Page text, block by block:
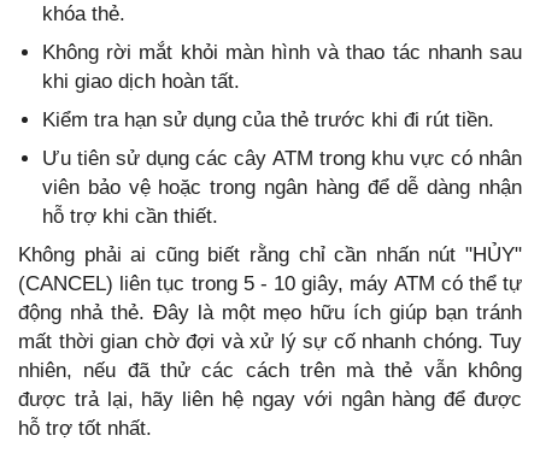
khóa thẻ.
Không rời mắt khỏi màn hình và thao tác nhanh sau
khi giao dịch hoàn tất.
Kiểm tra hạn sử dụng của thẻ trước khi đi rút tiền.
Ưu tiên sử dụng các cây ATM trong khu vực có nhân
viên bảo vệ hoặc trong ngân hàng để dễ dàng nhận
hỗ trợ khi cần thiết.
Không phải ai cũng biết rằng chỉ cần nhấn nút "HỦY"
(CANCEL) liên tục trong 5 - 10 giây, máy ATM có thể tự
động nhả thẻ. Đây là một mẹo hữu ích giúp bạn tránh
mất thời gian chờ đợi và xử lý sự cố nhanh chóng. Tuy
nhiên, nếu đã thử các cách trên mà thẻ vẫn không
được trả lại, hãy liên hệ ngay với ngân hàng để được
hỗ trợ tốt nhất.